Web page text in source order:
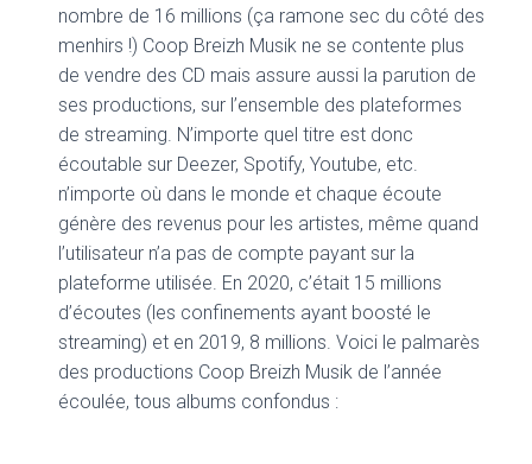
nombre de 16 millions (ça ramone sec du côté des
menhirs !) Coop Breizh Musik ne se contente plus
de vendre des CD mais assure aussi la parution de
ses productions, sur l’ensemble des plateformes
de streaming. N’importe quel titre est donc
écoutable sur Deezer, Spotify, Youtube, etc.
n’importe où dans le monde et chaque écoute
génère des revenus pour les artistes, même quand
l’utilisateur n’a pas de compte payant sur la
plateforme utilisée. En 2020, c’était 15 millions
d’écoutes (les confinements ayant boosté le
streaming) et en 2019, 8 millions. Voici le palmarès
des productions Coop Breizh Musik de l’année
écoulée, tous albums confondus :